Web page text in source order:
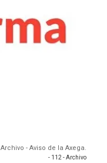
Archivo - Aviso de la Axega.
- 112 - Archivo